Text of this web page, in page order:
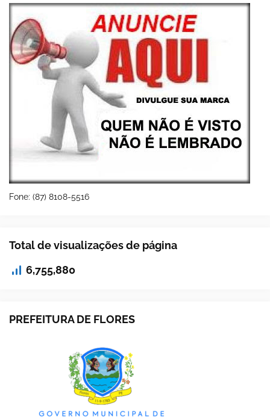
Fone: (87) 8108-5516
Total de visualizações de página
6,755,880
PREFEITURA DE FLORES